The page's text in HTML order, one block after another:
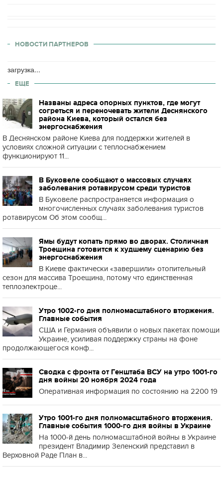
НОВОСТИ ПАРТНЕРОВ
загрузка...
ЕЩЕ
Названы адреса опорных пунктов, где могут
согреться и переночевать жители Деснянского
района Киева, который остался без
энергоснабжения
В Деснянском районе Киева для поддержки жителей в
условиях сложной ситуации с теплоснабжением
функционируют 11...
В Буковеле сообщают о массовых случаях
заболевания ротавирусом среди туристов
В Буковеле распространяется информация о
многочисленных случаях заболевания туристов
ротавирусом Об этом сообщ...
Ямы будут копать прямо во дворах. Столичная
Троещина готовится к худшему сценарию без
энергоснабжения
В Киеве фактически «завершили» отопительный
сезон для массива Троещина, потому что единственная
теплоэлектроце...
Утро 1002-го дня полномасштабного вторжения.
Главные события
США и Германия объявили о новых пакетах помощи
Украине, усиливая поддержку страны на фоне
продолжающегося конф...
Сводка с фронта от Генштаба ВСУ на утро 1001-го
дня войны 20 ноября 2024 года
Оперативная информация по состоянию на 2200 19
Утро 1001-го дня полномасштабного вторжения.
Главные события 1000-го дня войны в Украине
На 1000-й день полномасштабной войны в Украине
президент Владимир Зеленский представил в
Верховной Раде План в...